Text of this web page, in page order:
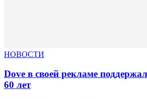
НОВОСТИ
Dove в своей рекламе
60 лет